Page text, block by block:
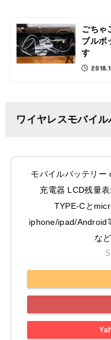
ごちゃ
ブルボ
す
ワイヤレスモバイ
モバイルバッテリー
充電器 LCD残量
TYPE-Cと
iphone/ipad/Android
な